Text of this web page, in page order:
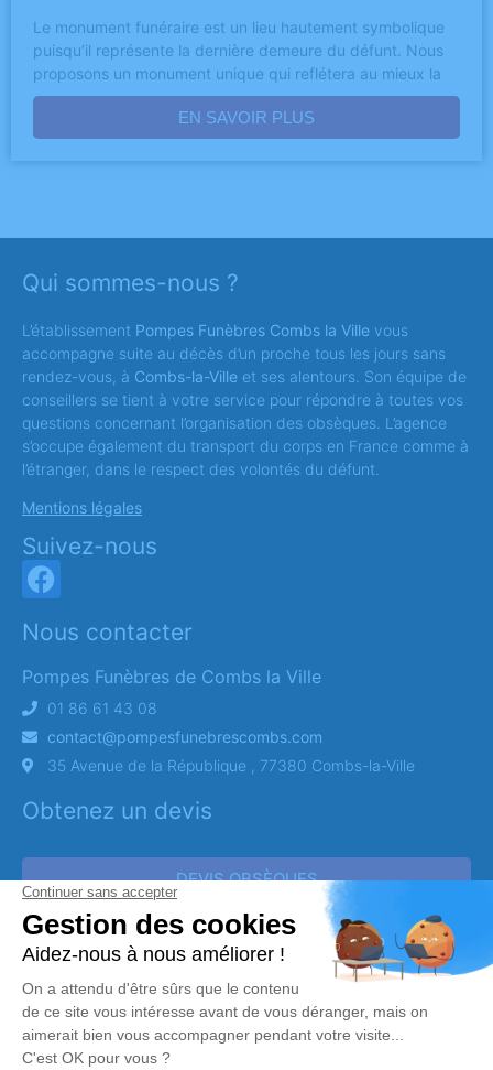
Le monument funéraire est un lieu hautement symbolique
puisqu’il représente la dernière demeure du défunt. Nous
proposons un monument unique qui reflétera au mieux la
EN SAVOIR PLUS
Qui sommes-nous ?
L’établissement Pompes Funèbres Combs la Ville vous
accompagne suite au décès d’un proche tous les jours sans
rendez-vous, à Combs-la-Ville et ses alentours. Son équipe de
conseillers se tient à votre service pour répondre à toutes vos
questions concernant l’organisation des obsèques. L’agence
s’occupe également du transport du corps en France comme à
l’étranger, dans le respect des volontés du défunt.
Mentions légales
Suivez-nous
Nous contacter
Pompes Funèbres de Combs la Ville
01 86 61 43 08
contact@pompesfunebrescombs.com
35 Avenue de la République , 77380 Combs-la-Ville
Obtenez un devis
DEVIS OBSÈQUES
DEVIS PRÉVOYANCE
DEVIS MARBRERIE